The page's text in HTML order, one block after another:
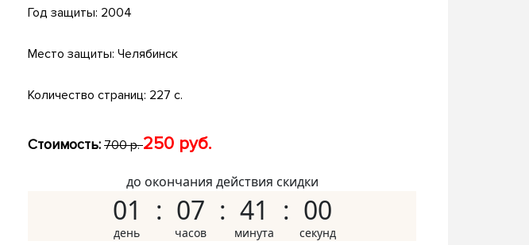
Год защиты: 2004
Место защиты: Челябинск
Количество страниц: 227 с.
Стоимость: 700 р.250 руб.
до окончания действия скидки
01 07 40 59